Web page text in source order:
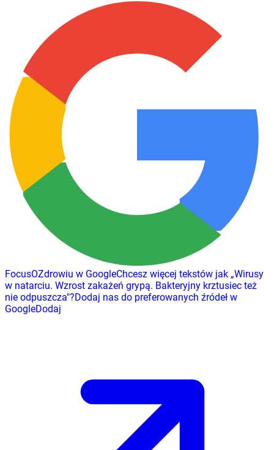
FocusOZdrowiu w GoogleChcesz więcej tekstów jak „Wirusy
w natarciu. Wzrost zakażeń grypą. Bakteryjny krztusiec też
nie odpuszcza"?Dodaj nas do preferowanych źródeł w
GoogleDodaj